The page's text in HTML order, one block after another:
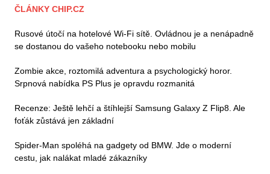
ČLÁNKY CHIP.CZ
Rusové útočí na hotelové Wi-Fi sítě. Ovládnou je a nenápadně
se dostanou do vašeho notebooku nebo mobilu
Zombie akce, roztomilá adventura a psychologický horor.
Srpnová nabídka PS Plus je opravdu rozmanitá
Recenze: Ještě lehčí a štíhlejší Samsung Galaxy Z Flip8. Ale
foťák zůstává jen základní
Spider-Man spoléhá na gadgety od BMW. Jde o moderní
cestu, jak nalákat mladé zákazníky